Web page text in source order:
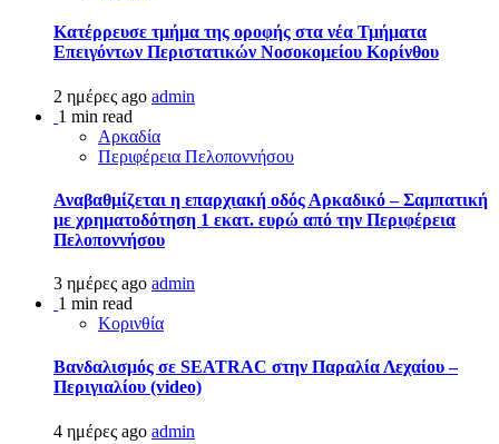
Kατέρρευσε τμήμα της οροφής στα νέα Τμήματα
Επειγόντων Περιστατικών Νοσοκομείου Κορίνθου
2 ημέρες ago admin
1 min read
Αρκαδία
Περιφέρεια Πελοποννήσου
Αναβαθμίζεται η επαρχιακή οδός Αρκαδικό – Σαμπατική
με χρηματοδότηση 1 εκατ. ευρώ από την Περιφέρεια
Πελοποννήσου
3 ημέρες ago admin
1 min read
Κορινθία
Βανδαλισμός σε SEATRAC στην Παραλία Λεχαίου –
Περιγιαλίου (video)
4 ημέρες ago admin